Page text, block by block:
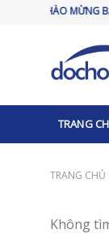
CHÀO MỪNG
TRANG
TRANG CHỦ
Không